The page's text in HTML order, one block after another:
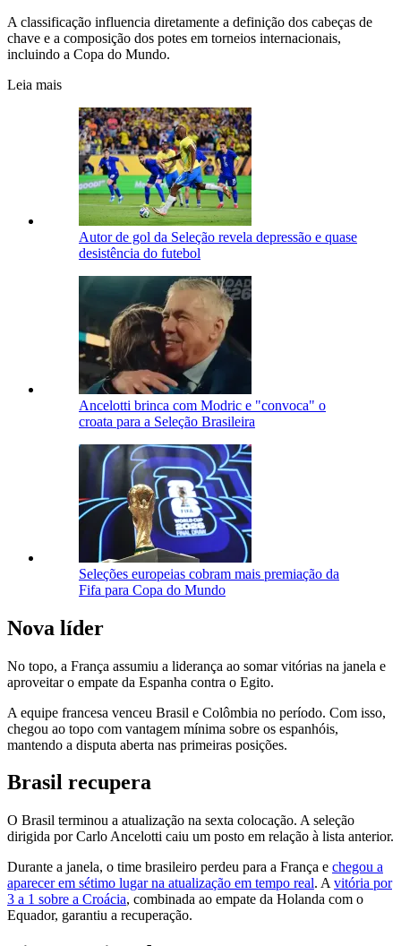
A classificação influencia diretamente a definição dos cabeças de
chave e a composição dos potes em torneios internacionais,
incluindo a Copa do Mundo.
Leia mais
Autor de gol da Seleção revela depressão e quase
desistência do futebol
Ancelotti brinca com Modric e "convoca" o
croata para a Seleção Brasileira
Seleções europeias cobram mais premiação da
Fifa para Copa do Mundo
Nova líder
No topo, a França assumiu a liderança ao somar vitórias na janela e
aproveitar o empate da Espanha contra o Egito.
A equipe francesa venceu Brasil e Colômbia no período. Com isso,
chegou ao topo com vantagem mínima sobre os espanhóis,
mantendo a disputa aberta nas primeiras posições.
Brasil recupera
O Brasil terminou a atualização na sexta colocação. A seleção
dirigida por Carlo Ancelotti caiu um posto em relação à lista anterior.
Durante a janela, o time brasileiro perdeu para a França e chegou a
aparecer em sétimo lugar na atualização em tempo real. A vitória por
3 a 1 sobre a Croácia, combinada ao empate da Holanda com o
Equador, garantiu a recuperação.